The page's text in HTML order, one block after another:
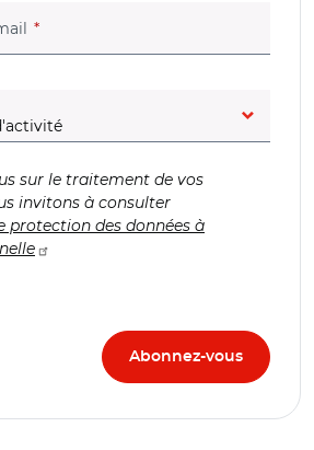
(champ obligatoire)
sur le traitement de vos
invitons à consulter
protection des données à